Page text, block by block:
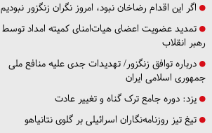
اگر این اقدام رضاخان نبود، امروز نگران زنگزور نبودیم
تمدید عضویت اعضای هیات‌امنای کمیته امداد توسط
رهبر انقلاب
درباره توافق زنگزور/ تهدیدات جدی علیه منافع ملی
جمهوری اسلامی ایران
یزد: دوره جامع ترک گناه و تغییر عادت
تیغ تیز روزنامه‌نگاران اسرائیلی بر گلوی نتانیاهو